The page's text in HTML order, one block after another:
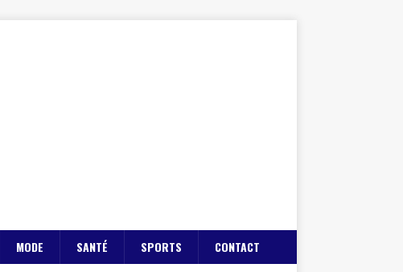
MODE SANTÉ SPORTS CONTACT